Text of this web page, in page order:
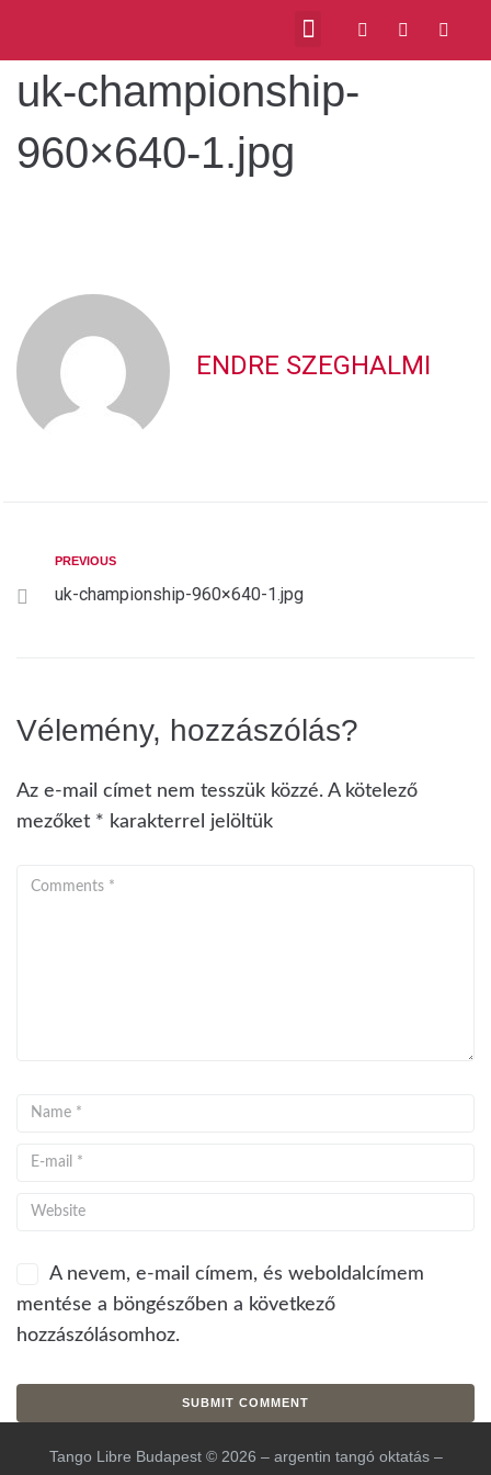
uk-championship-
960×640-1.jpg
ENDRE SZEGHALMI
PREVIOUS
uk-championship-960×640-1.jpg
Vélemény, hozzászólás?
Az e-mail címet nem tesszük közzé. A kötelező
mezőket * karakterrel jelöltük
A nevem, e-mail címem, és weboldalcímem
mentése a böngészőben a következő
hozzászólásomhoz.
Tango Libre Budapest © 2026 – argentin tangó oktatás –